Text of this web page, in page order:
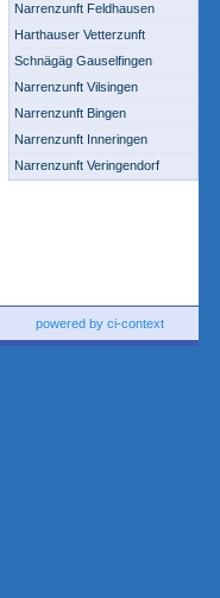
Narrenzunft Feldhausen
Harthauser Vetterzunft
Schnägäg Gauselfingen
Narrenzunft Vilsingen
Narrenzunft Bingen
Narrenzunft Inneringen
Narrenzunft Veringendorf
powered by ci-context